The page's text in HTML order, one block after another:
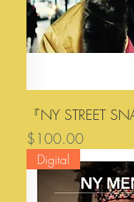
『NY STREET
価格
$100.00
Digital